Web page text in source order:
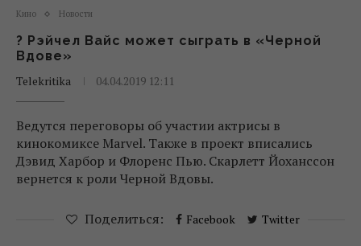
Кино Новости
? Рэйчел Вайс может сыграть в «Черной
Вдове»
Telekritika
04.04.2019 12:11
Ведутся переговоры об участии актрисы в
кинокомиксе Marvel. Также в проект вписались
Дэвид Харбор и Флоренс Пью. Скарлетт Йоханссон
вернется к роли Черной Вдовы.
Поделиться: Facebook Twitter